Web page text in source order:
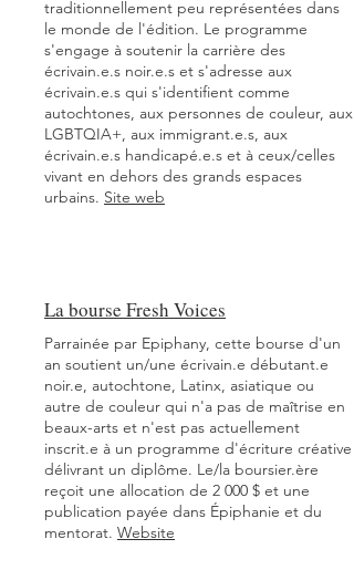
traditionnellement peu représentées dans
le monde de l'édition. Le programme
s'engage à soutenir la carrière des
écrivain.e.s noir.e.s et s'adresse aux
écrivain.e.s qui s'identifient comme
autochtones, aux personnes de couleur, aux
LGBTQIA+, aux immigrant.e.s, aux
écrivain.e.s handicapé.e.s et à ceux/celles
vivant en dehors des grands espaces
urbains. Site web
La bourse Fresh Voices
Parrainée par Epiphany, cette bourse d'un
an soutient un/une écrivain.e débutant.e
noir.e, autochtone, Latinx, asiatique ou
autre de couleur qui n'a pas de maîtrise en
beaux-arts et n'est pas actuellement
inscrit.e à un programme d'écriture créative
délivrant un diplôme. Le/la boursier.ère
reçoit une allocation de 2 000 $ et une
publication payée dans Épiphanie et du
mentorat. Website